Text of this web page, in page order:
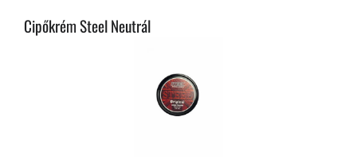
Cipőkrém Steel Neutrál